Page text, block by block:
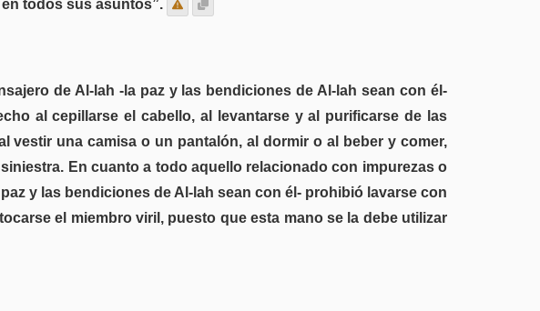
todos sus asuntos”.
de Al-lah -la paz y las bendiciones de Al-lah sean con él-
al cepillarse el cabello, al levantarse y al purificarse de las
vestir una camisa o un pantalón, al dormir o al beber y comer,
En cuanto a todo aquello relacionado con impurezas o
y las bendiciones de Al-lah sean con él- prohibió lavarse con
el miembro viril, puesto que esta mano se la debe utilizar